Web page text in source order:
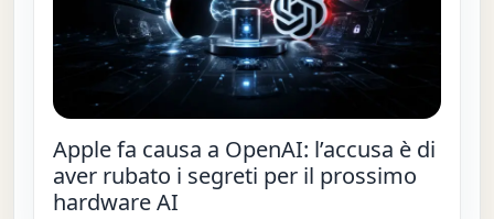
Apple fa causa a OpenAI: l’accusa è di
aver rubato i segreti per il prossimo
hardware AI